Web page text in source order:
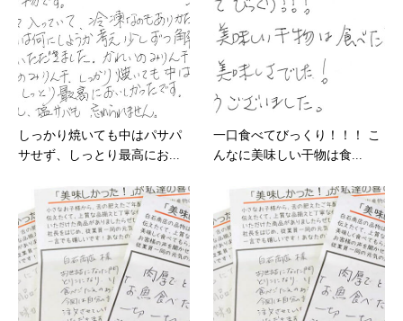
しっかり焼いても中はパサパ
サせず、しっとり最高にお...
一口食べてびっくり！！！ こ
んなに美味しい干物は食...